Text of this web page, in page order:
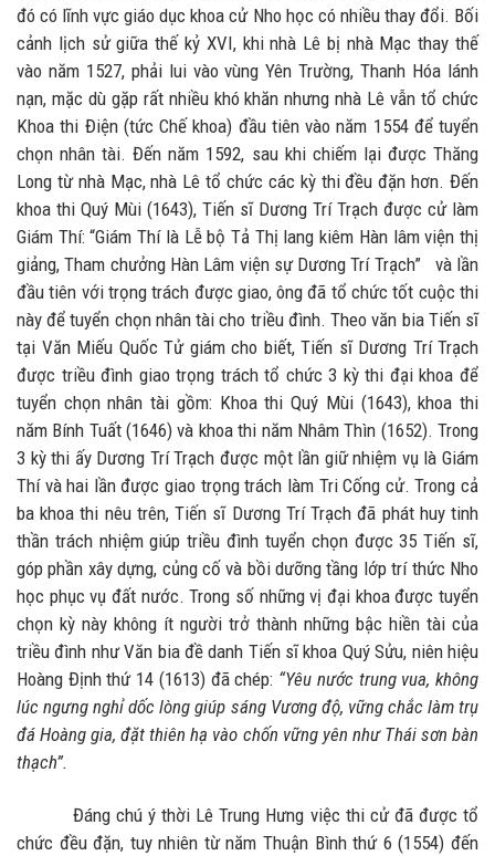
đó có lĩnh vực giáo dục khoa cử Nho học có nhiều thay đổi. Bối
cảnh lịch sử giữa thế kỷ XVI, khi nhà Lê bị nhà Mạc thay thế
vào năm 1527, phải lui vào vùng Yên Trường, Thanh Hóa lánh
nạn, mặc dù gặp rất nhiều khó khăn nhưng nhà Lê vẫn tổ chức
Khoa thi Điện (tức Chế khoa) đầu tiên vào năm 1554 để tuyển
chọn nhân tài. Đến năm 1592, sau khi chiếm lại được Thăng
Long từ nhà Mạc, nhà Lê tổ chức các kỳ thi đều đặn hơn. Đến
khoa thi Quý Mùi (1643), Tiến sĩ Dương Trí Trạch được cử làm
Giám Thí: “Giám Thí là Lễ bộ Tả Thị lang kiêm Hàn lâm viện thị
giảng, Tham chưởng Hàn Lâm viện sự Dương Trí Trạch” và lần
đầu tiên với trọng trách được giao, ông đã tổ chức tốt cuộc thi
này để tuyển chọn nhân tài cho triều đình. Theo văn bia Tiến sĩ
tại Văn Miếu Quốc Tử giám cho biết, Tiến sĩ Dương Trí Trạch
được triều đình giao trọng trách tổ chức 3 kỳ thi đại khoa để
tuyển chọn nhân tài gồm: Khoa thi Quý Mùi (1643), khoa thi
năm Bính Tuất (1646) và khoa thi năm Nhâm Thìn (1652). Trong
3 kỳ thi ấy Dương Trí Trạch được một lần giữ nhiệm vụ là Giám
Thí và hai lần được giao trọng trách làm Tri Cống cử. Trong cả
ba khoa thi nêu trên, Tiến sĩ Dương Trí Trạch đã phát huy tinh
thần trách nhiệm giúp triều đình tuyển chọn được 35 Tiến sĩ,
góp phần xây dựng, củng cố và bồi dưỡng tầng lớp trí thức Nho
học phục vụ đất nước. Trong số những vị đại khoa được tuyển
chọn kỳ này không ít người trở thành những bậc hiền tài của
triều đình như Văn bia đề danh Tiến sĩ khoa Quý Sửu, niên hiệu
Hoàng Định thứ 14 (1613) đã chép: “Yêu nước trung vua, không
lúc ngưng nghỉ dốc lòng giúp sáng Vương độ, vững chắc làm trụ
đá Hoàng gia, đặt thiên hạ vào chốn vững yên như Thái sơn bàn
thạch”.
Đáng chú ý thời Lê Trung Hưng việc thi cử đã được tổ
chức đều đặn, tuy nhiên từ năm Thuận Bình thứ 6 (1554) đến